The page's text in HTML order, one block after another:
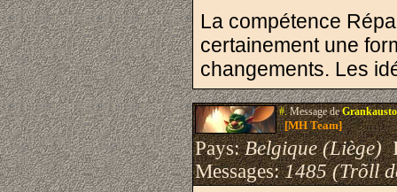
La compétence
certainement une
changements. Les
#.Message deGrankausto
[MH Team]
Pays:Belgique (Liège)
Messages:1485 (Trõll